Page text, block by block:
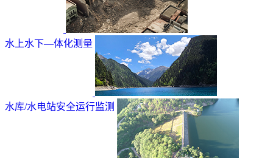
水上水下—体化测量
水库/水电站安全运行监测